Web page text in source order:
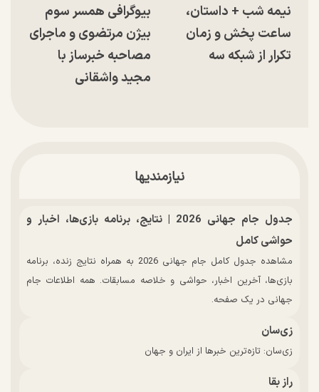
نیمه شب + داستان،
ساعت پخش و زمان
تکرار از شبکه سه
بیوگرافی همسر سوم
بیژن مرتضوی و ماجرای
مصاحبه خبرساز با
مجید واشقانی
نیازمندیها
جدول جام جهانی 2026 | نتایج، برنامه بازی‌ها، اخبار و
حواشی کامل
مشاهده جدول کامل جام جهانی 2026 به همراه نتایج زنده، برنامه
بازی‌ها، آخرین اخبار، حواشی و خلاصه مسابقات. همه اطلاعات جام
جهانی در یک صفحه.
زی‌سان
زی‌سان: تازه‌ترین خبرها از ایران و جهان
راز بقا